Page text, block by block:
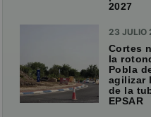
2027
23 JULIO
Cortes
la
Pobla
agilizar
de la
EPSAR